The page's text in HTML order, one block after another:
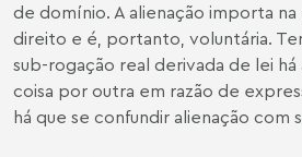
de domínio. A alienação importa na
direito e é, portanto, voluntária.
sub-rogação real derivada de lei há
coisa por outra em razão de
há que se confundir alienação com